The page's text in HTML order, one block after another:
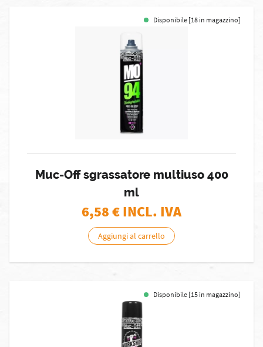
Disponibile [18 in magazzino]
Muc-Off sgrassatore multiuso 400
ml
6,58€ INCL. IVA
Aggiungi al carrello
Disponibile [15 in magazzino]